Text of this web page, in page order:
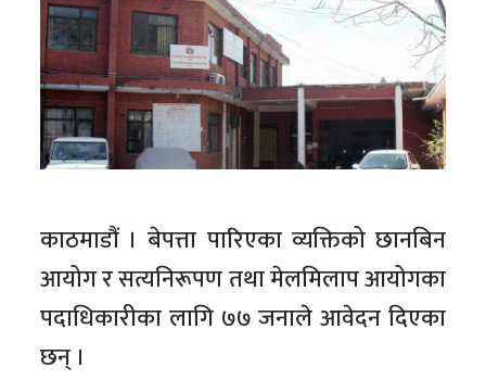
काठमाडौं । बेपत्ता पारिएका व्यक्तिको छानबिन
आयोग र सत्यनिरूपण तथा मेलमिलाप आयोगका
पदाधिकारीका लागि ७७ जनाले आवेदन दिएका
छन् ।